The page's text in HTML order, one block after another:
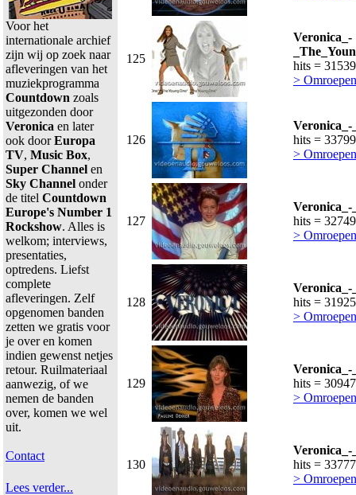
Voor het
internationale archief
zijn wij op zoek naar
afleveringen van het
muziekprogramma
Countdown zoals
uitgezonden door
Veronica en later
ook doorEuropa
TV, Music Box,
Super Channel en
Sky Channel onder
de titel Countdown
Europe's Number 1
Rockshow. Alles is
welkom; interviews,
presentaties,
optredens. Liefst
complete
afleveringen. Zelf
opgenomen banden
zetten we gratis voor
je over en komen
indien gewenst netjes
retour. Ruilmateriaal
aanwezig, of we
nemen de banden
over, komen we wel
uit.
Contact
Lees verder...
125
Veronica_-
hits = 31539
>
126
Veronica_-
hits = 33799
>
127
Veronica_-
hits = 32749
>
128
Veronica_-
hits = 31925
>
129
Veronica_-
hits = 30947
>
130
Veronica_-
hits = 33777
>